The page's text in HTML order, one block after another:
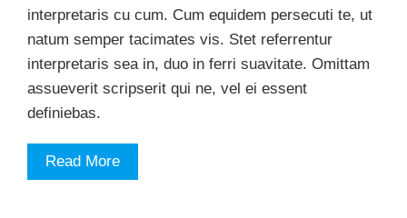
interpretaris cu cum. Cum equidem persecuti te, ut
natum semper tacimates vis. Stet referrentur
interpretaris sea in, duo in ferri suavitate. Omittam
assueverit scripserit qui ne, vel ei essent
definiebas.
Read More